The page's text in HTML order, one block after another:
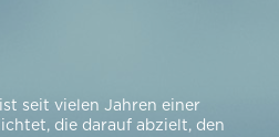
seit vielen Jahren einer
die darauf abzielt, den